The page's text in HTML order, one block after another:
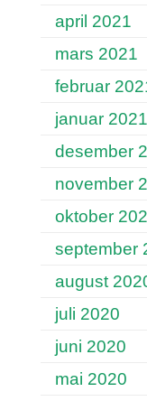
april 2021
mars 2021
februar
januar 2021
desember
november
oktober
september
august
juli 2020
juni 2020
mai 2020